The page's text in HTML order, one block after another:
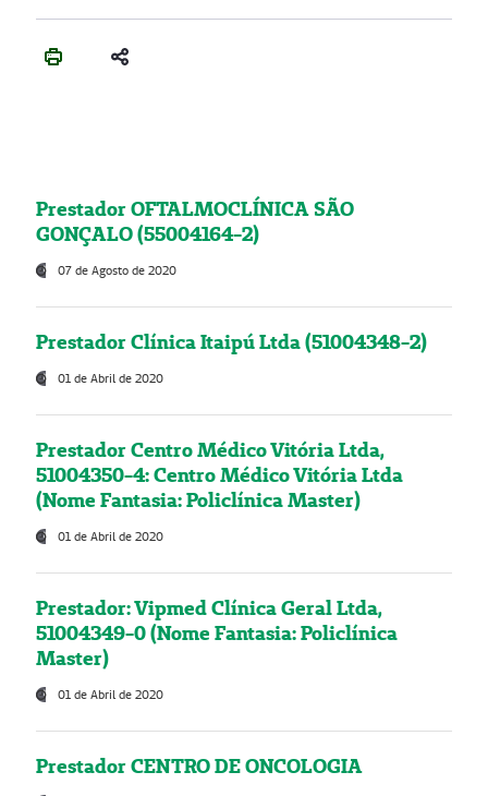
Prestador OFTALMOCLÍNICA SÃO
GONÇALO (55004164-2)
07 de Agosto de 2020
Prestador Clínica Itaipú Ltda (51004348-2)
01 de Abril de 2020
Prestador Centro Médico Vitória Ltda,
51004350-4: Centro Médico Vitória Ltda
(Nome Fantasia: Policlínica Master)
01 de Abril de 2020
Prestador: Vipmed Clínica Geral Ltda,
51004349-0 (Nome Fantasia: Policlínica
Master)
01 de Abril de 2020
Prestador CENTRO DE ONCOLOGIA